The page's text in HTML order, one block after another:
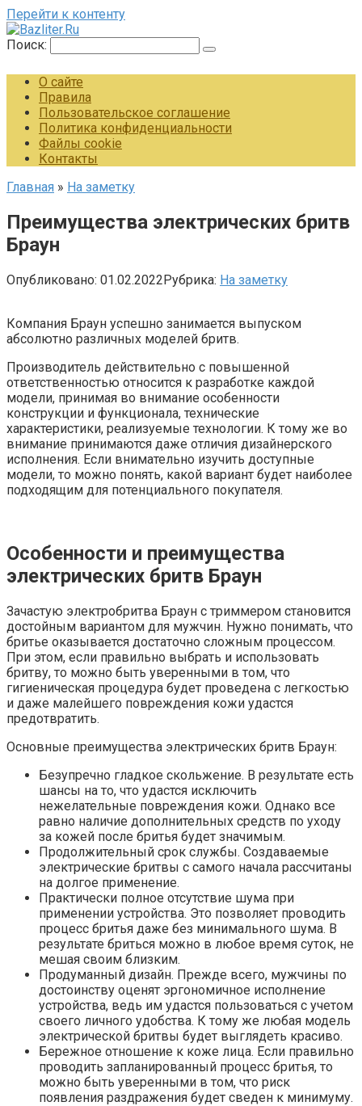
Перейти к контенту
Поиск:
О сайте
Правила
Пользовательское соглашение
Политика конфиденциальности
Файлы cookie
Контакты
Главная » На заметку
Преимущества электрических бритв
Браун
Опубликовано: 01.02.2022Рубрика: На заметку
Компания Браун успешно занимается выпуском
абсолютно различных моделей бритв.
Производитель действительно с повышенной
ответственностью относится к разработке каждой
модели, принимая во внимание особенности
конструкции и функционала, технические
характеристики, реализуемые технологии. К тому же во
внимание принимаются даже отличия дизайнерского
исполнения. Если внимательно изучить доступные
модели, то можно понять, какой вариант будет наиболее
подходящим для потенциального покупателя.
Особенности и преимущества
электрических бритв Браун
Зачастую электробритва Браун с триммером становится
достойным вариантом для мужчин. Нужно понимать, что
бритье оказывается достаточно сложным процессом.
При этом, если правильно выбрать и использовать
бритву, то можно быть уверенными в том, что
гигиеническая процедура будет проведена с легкостью
и даже малейшего повреждения кожи удастся
предотвратить.
Основные преимущества электрических бритв Браун:
Безупречно гладкое скольжение. В результате есть
шансы на то, что удастся исключить
нежелательные повреждения кожи. Однако все
равно наличие дополнительных средств по уходу
за кожей после бритья будет значимым.
Продолжительный срок службы. Создаваемые
электрические бритвы с самого начала рассчитаны
на долгое применение.
Практически полное отсутствие шума при
применении устройства. Это позволяет проводить
процесс бритья даже без минимального шума. В
результате бриться можно в любое время суток, не
мешая своим близким.
Продуманный дизайн. Прежде всего, мужчины по
достоинству оценят эргономичное исполнение
устройства, ведь им удастся пользоваться с учетом
своего личного удобства. К тому же любая модель
электрической бритвы будет выглядеть красиво.
Бережное отношение к коже лица. Если правильно
проводить запланированный процесс бритья, то
можно быть уверенными в том, что риск
появления раздражения будет сведен к минимуму.